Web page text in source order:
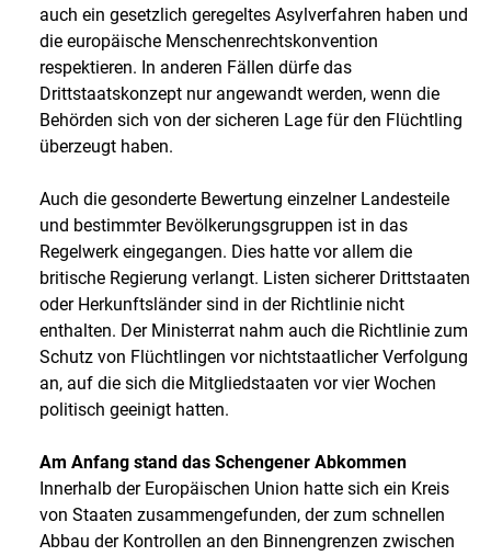
auch ein gesetzlich geregeltes Asylverfahren haben und
die europäische Menschenrechtskonvention
respektieren. In anderen Fällen dürfe das
Drittstaatskonzept nur angewandt werden, wenn die
Behörden sich von der sicheren Lage für den Flüchtling
überzeugt haben.
Auch die gesonderte Bewertung einzelner Landesteile
und bestimmter Bevölkerungsgruppen ist in das
Regelwerk eingegangen. Dies hatte vor allem die
britische Regierung verlangt. Listen sicherer Drittstaaten
oder Herkunftsländer sind in der Richtlinie nicht
enthalten. Der Ministerrat nahm auch die Richtlinie zum
Schutz von Flüchtlingen vor nichtstaatlicher Verfolgung
an, auf die sich die Mitgliedstaaten vor vier Wochen
politisch geeinigt hatten.
Am Anfang stand das Schengener Abkommen
Innerhalb der Europäischen Union hatte sich ein Kreis
von Staaten zusammengefunden, der zum schnellen
Abbau der Kontrollen an den Binnengrenzen zwischen